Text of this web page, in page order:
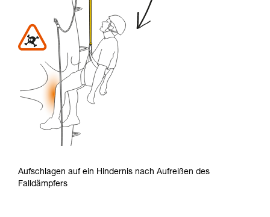
Aufschlagen auf ein Hindernis nach Aufreißen des
Falldämpfers